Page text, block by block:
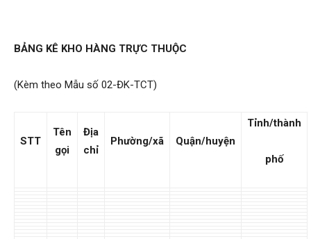
BẢNG KÊ KHO HÀNG TRỰC THUỘC
(Kèm theo Mẫu số 02-ĐK-TCT)
STT
Tên
gọi
Địa
chỉ
Phường/xã Quận/huyện
Tỉnh/thành
phố